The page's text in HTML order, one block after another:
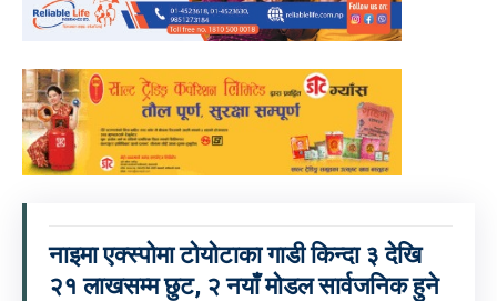
नाइमा एक्स्पोमा टोयोटाका गाडी किन्दा ३ देखि
२१ लाखसम्म छुट, २ नयाँ मोडल सार्वजनिक हुने